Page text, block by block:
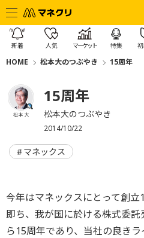
新着 人気 マーケット 特集
HOME 松本大のつぶやき 15周年
松本 大
15周年
松本大のつぶやき
2014/10/22
マネックス
今年はマネックスにとって創
即ち、我が国に於ける株式委
ら15周年であり、当社の良き